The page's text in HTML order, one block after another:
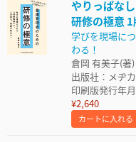
やりっぱな
研修の極意
学びを現場に
わる！
倉岡 有美子(著)
出版社：メヂ
印刷版発行年
¥2,640
カートに入れる